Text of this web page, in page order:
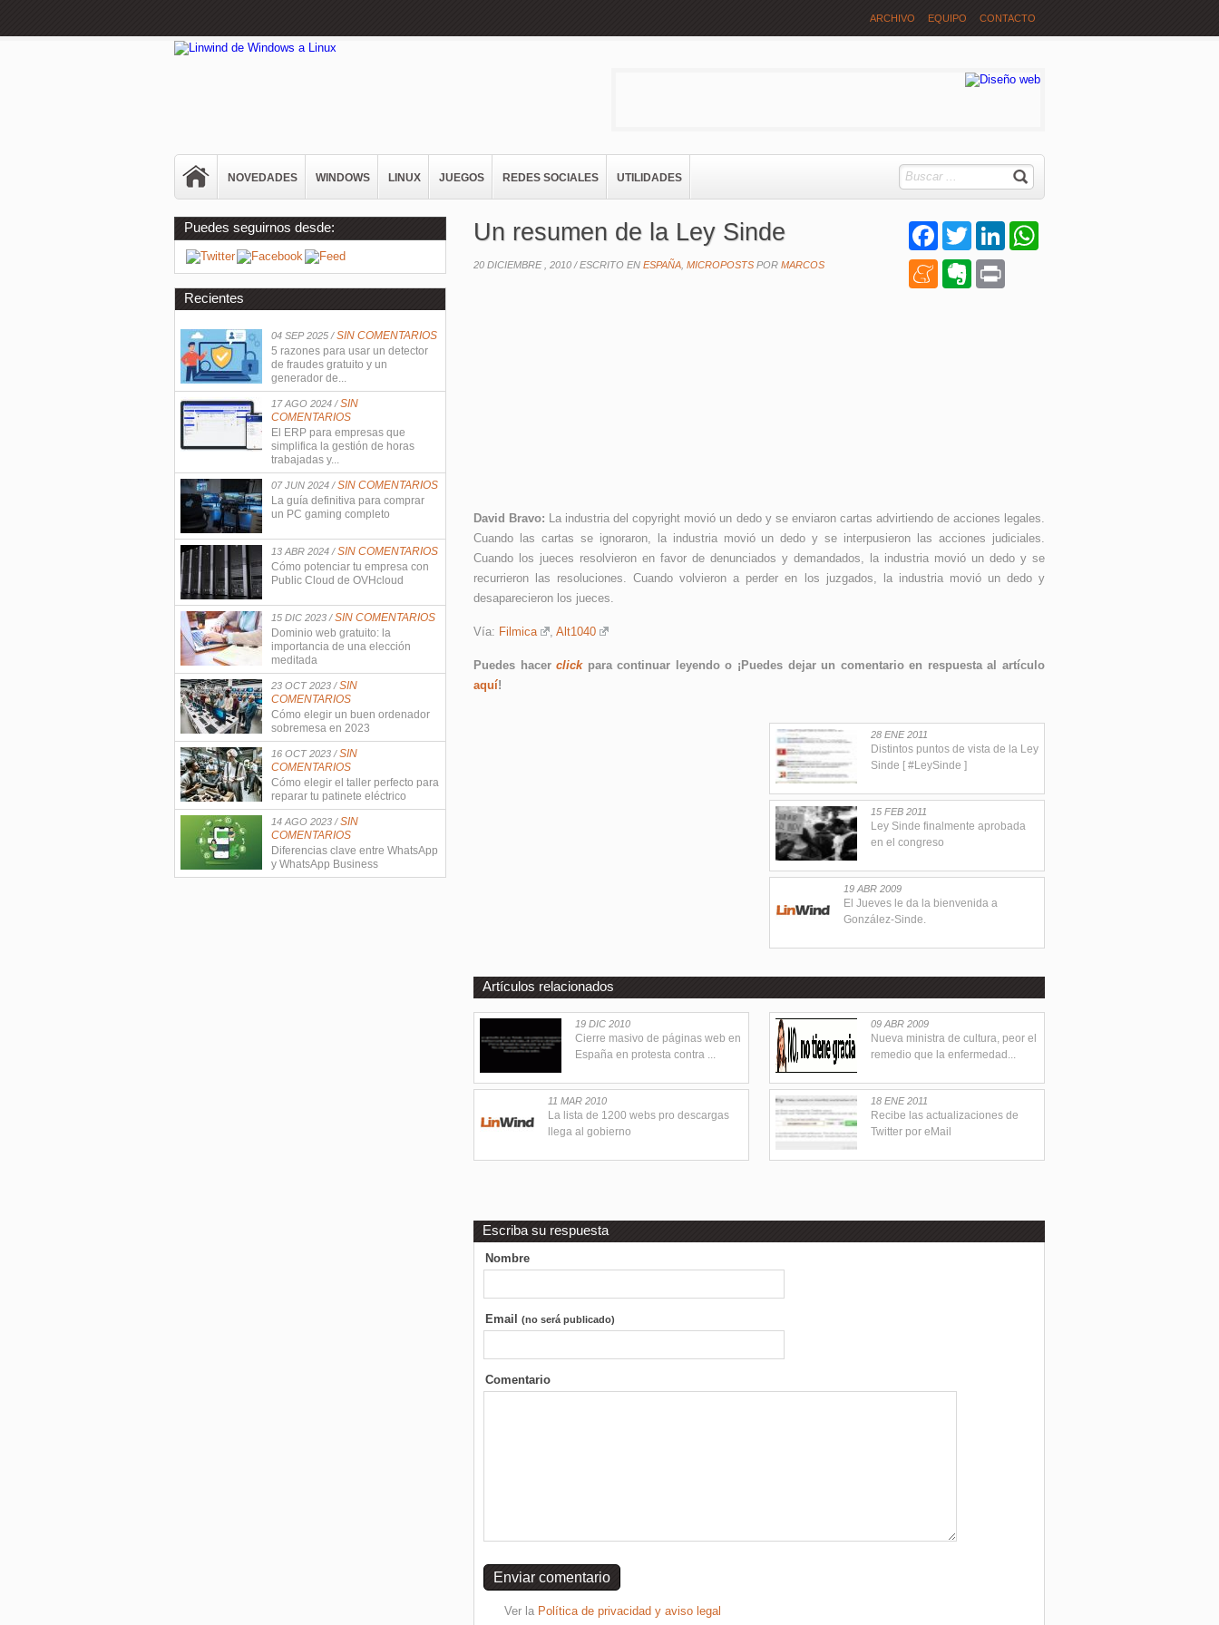
ARCHIVO EQUIPO CONTACTO
NOVEDADES WINDOWS LINUX JUEGOS REDES SOCIALES UTILIDADES
FacebookTwitter LinkedIn
MeneameEvernote
Un resumen de la Ley Sinde
20 DICIEMBRE , 2010 /ESCRITO EN ESPAÑA MICROPOSTS POR MARCOS
David Bravo: La industria del copyright movió un dedo y se enviaron cartas advirtiendo de acciones legales.
Cuando las cartas se ignoraron, la industria movió un dedo y se interpusieron las acciones judiciales.
Cuando los jueces resolvieron en favor de denunciados y demandados, la industria movió un dedo y se
recurrieron las resoluciones. Cuando volvieron a perder en los juzgados, la industria movió un dedo y
desaparecieron los jueces.
Vía: Filmica , Alt1040
Puedes hacerclickpara continuar leyendo o ¡Puedes dejar un comentario en respuesta al artículo
aquí!
28 ENE 2011
Distintos puntos de vista de la Ley
Sinde [ #LeySinde ]
15 FEB 2011
Ley Sinde finalmente aprobada
en el congreso
19 ABR 2009
El Jueves le da la bienvenida a
González-Sinde.
Artículos relacionados
09 ABR 2009
Nueva ministra de cultura, peor el
remedio que la enfermedad...
19 DIC 2010
Cierre masivo de páginas web en
España en protesta contra ...
18 ENE 2011
Recibe las actualizaciones de
Twitter por eMail
11 MAR 2010
La lista de 1200 webs pro descargas
llega al gobierno
Escriba su respuesta
Nombre
Email (no será publicado)
Comentario
Ver la Política de privacidad y aviso legal
Puedes seguirnos desde:
Recientes
04 SEP 2025 /SIN COMENTARIOS
5 razones para usar un detector
de fraudes gratuito y un
generador de...
17 AGO 2024 /SIN
COMENTARIOS
El ERP para empresas que
simplifica la gestión de horas
trabajadas y...
07 JUN 2024 /SIN COMENTARIOS
La guía definitiva para comprar
un PC gaming completo
13 ABR 2024 /SIN COMENTARIOS
Cómo potenciar tu empresa con
Public Cloud de OVHcloud
15 DIC 2023 /SIN COMENTARIOS
Dominio web gratuito: la
importancia de una elección
meditada
23 OCT 2023 /SIN
COMENTARIOS
Cómo elegir un buen ordenador
sobremesa en 2023
16 OCT 2023 /SIN
COMENTARIOS
Cómo elegir el taller perfecto para
reparar tu patinete eléctrico
14 AGO 2023 /SIN
COMENTARIOS
Diferencias clave entre WhatsApp
y WhatsApp Business